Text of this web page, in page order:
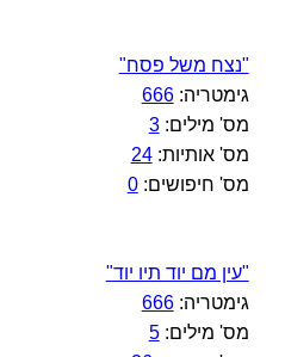
"נצח משל פסח"
גימטריה:666
מס' מילים:3
מס' אותיות:24
מס' חיפושים:0
"עין מם יוד תיו יוד"
גימטריה:666
מס' מילים:5